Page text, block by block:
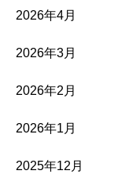
2026年4月
2026年3月
2026年2月
2026年1月
2025年12月